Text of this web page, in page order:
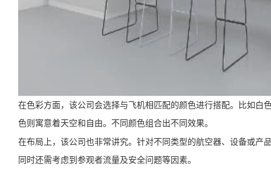
在色彩方面，该公司会选择与飞机相匹配的颜色进行搭配。比如
色则寓意着天空和自由。不同颜色组合出不同效果。
在布局上，该公司也非常讲究。针对不同类型的航空器、设备或
同时还需考虑到参观者流量及安全问题等因素。